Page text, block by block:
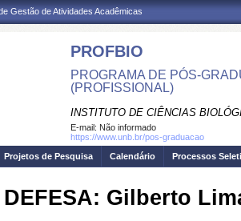
Gestão de Atividades Acadêmicas
PROFBIO
PROGRAMA DE PÓS-
(PROFISSIONAL)
INSTITUTO DE CIÊNCIAS
E-mail: Não informado
https://www.unb.br/pos-graduacao
Projetos de Pesquisa Calendário Processos
Gilberto